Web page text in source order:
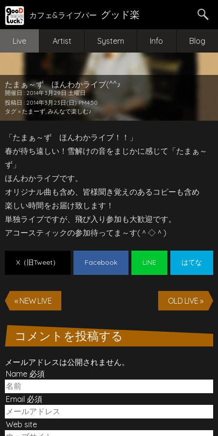
カフェ&ライブバー グッド楽
Live Artist System Info Blog
たまぁ～ず ほんわかライブ(^^♪
開催日 : 2014年3月29日 土曜日
投稿日 : 2014年3月23日(日) PM4:50
タグ » たまーず, みんなで楽しむ♪
「たまぁ～ず ほんわかライブ！！
」
春が待ち遠しい！雪解けの音をまじかに感じて「たまぁ～
ず」
ほんわかライブです。
オリジナル曲も含め、皆様聞き覚えのあるコピーも含め
楽しい時間をお届け致します！
単独ライブですが、飛び入り参加も大歓迎です。
アコースティックの参加待ってま～す(＾◇＾)
X（旧Tweet） Facebook LINE はてな
« NEW LIVE OLD LIVE »
コメントを投稿する
メールアドレスは公開されません。
Name 必須
Email 必須
Web site